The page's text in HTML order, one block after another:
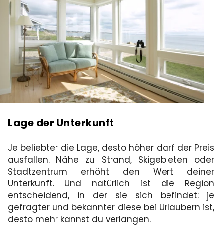
Lage der Unterkunft
Je beliebter die Lage, desto höher darf der Preis
ausfallen. Nähe zu Strand, Skigebieten oder
Stadtzentrum erhöht den Wert deiner
Unterkunft. Und natürlich ist die Region
entscheidend, in der sie sich befindet: je
gefragter und bekannter diese bei Urlaubern ist,
desto mehr kannst du verlangen.